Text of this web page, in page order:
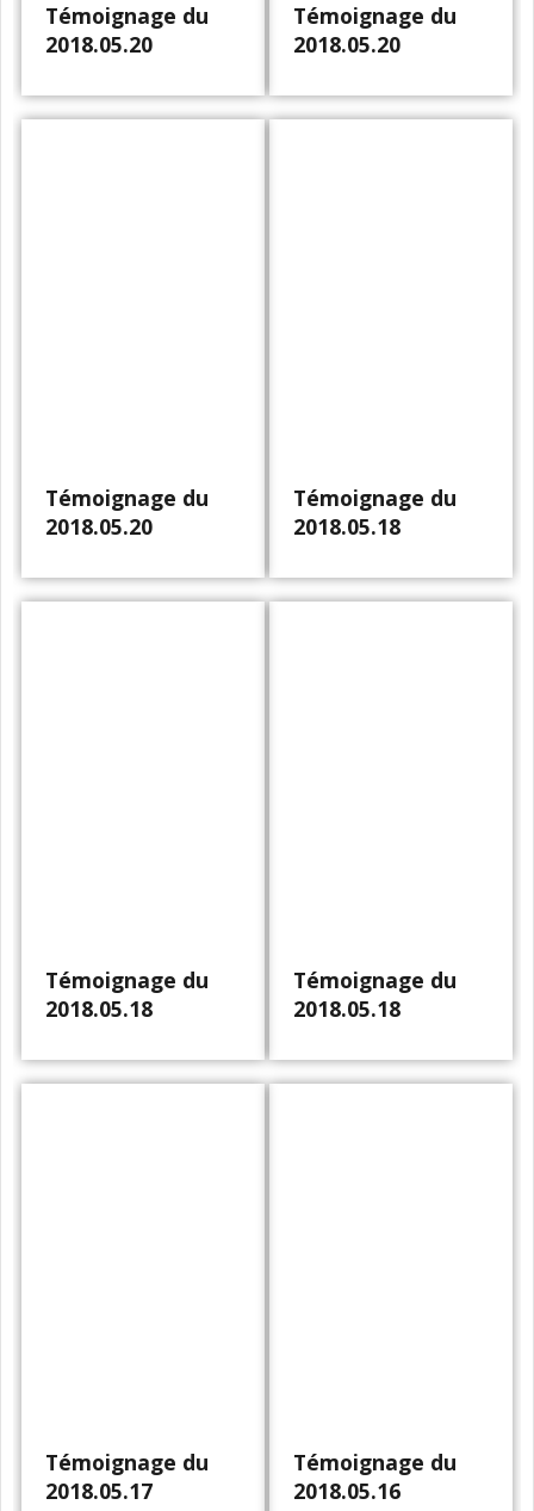
Témoignage du
2018.05.20
Témoignage du
2018.05.20
Témoignage du
2018.05.20
Témoignage du
2018.05.18
Témoignage du
2018.05.18
Témoignage du
2018.05.18
Témoignage du
2018.05.17
Témoignage du
2018.05.16